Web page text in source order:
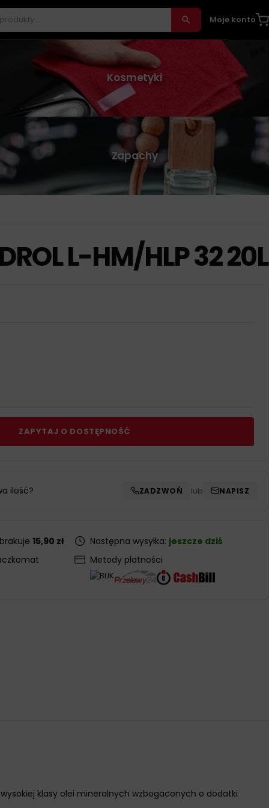
Moje konto
Kosmetyki
Zapachy
L-HM/HLP 32 20L
ZAPYTAJ O DOSTĘPNOŚĆ
ilość? ZADZWOŃ lub NAPISZ
15,90 zł
Następna wysyłka: jeszcze dziś
Metody płatności
klasy olei mineralnych wzbogaconych o dodatki